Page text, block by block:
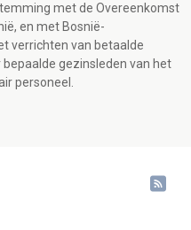
met de Overeenkomst
en met Bosnië-
verrichten van betaalde
gezinsleden van het
personeel.